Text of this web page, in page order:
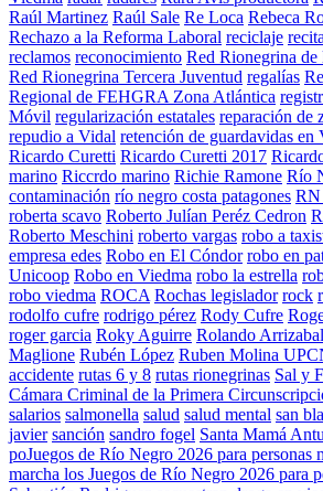
Raúl Martinez Raúl Sale Re Loca Rebeca
Rechazo a la Reforma Laboral reciclaje
reclamos reconocimiento Red Rionegrina de
Red Rionegrina Tercera Juventud regalías
Regional de FEHGRA Zona Atlántica
Móvil regularización estatales reparación de
repudio a Vidal retención de guardavidas en
Ricardo Curetti Ricardo Curetti 2017
marino Riccrdo marino Richie Ramone Río
contaminación río negro costa patagones RN
roberta scavo Roberto Julían Peréz Cedron
Roberto Meschini roberto vargas robo a
empresa edes Robo en El Cóndor robo en
Unicoop Robo en Viedma robo la estrella
robo viedma ROCA Rochas legislador rock
rodolfo cufre rodrigo pérez Rody Cufre
roger garcia Roky Aguirre Rolando
Maglione Rubén López Ruben Molina
accidente rutas 6 y 8 rutas rionegrinas Sal y
Cámara Criminal de la Primera
salarios salmonella salud salud mental san
javier sanción sandro fogel Santa Mamá
poJuegos de Río Negro 2026 para personas
marcha los Juegos de Río Negro 2026 para